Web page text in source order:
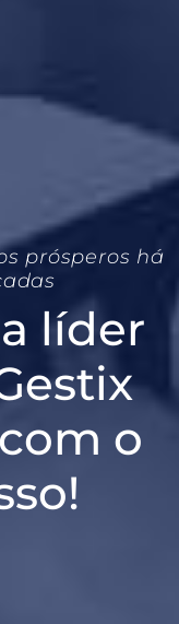
prósperos há
líder
o